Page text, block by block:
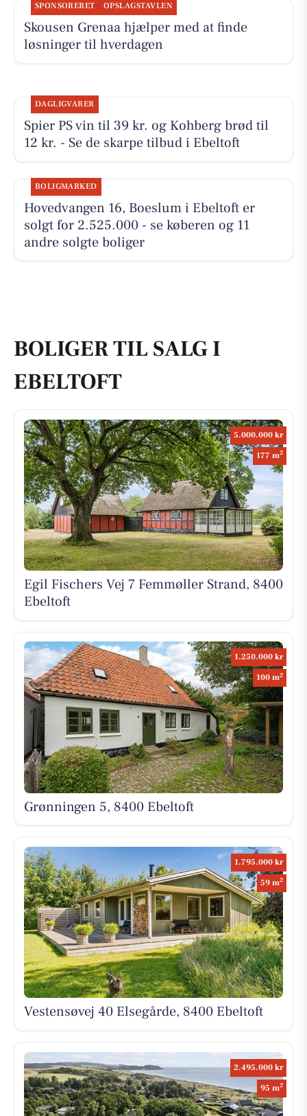
SPONSORERET OPSLAGSTAVLEN
Skousen Grenaa hjælper med at finde
løsninger til hverdagen
DAGLIGVARER
Spier PS vin til 39 kr. og Kohberg brød til
12 kr. - Se de skarpe tilbud i Ebeltoft
BOLIGMARKED
Hovedvangen 16, Boeslum i Ebeltoft er
solgt for 2.525.000 - se køberen og 11
andre solgte boliger
BOLIGER TIL SALG I
EBELTOFT
5.000.000 kr
177 m2
Egil Fischers Vej 7 Femmøller Strand, 8400
Ebeltoft
1.250.000 kr
100 m2
Grønningen 5, 8400 Ebeltoft
1.795.000 kr
59 m2
Vestensøvej 40 Elsegårde, 8400 Ebeltoft
2.495.000 kr
95 m2